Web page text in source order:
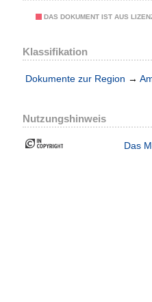
DAS DOKUMENT IST AUS
Klassifikation
Dokumente zur Region →
Nutzungshinweis
Das